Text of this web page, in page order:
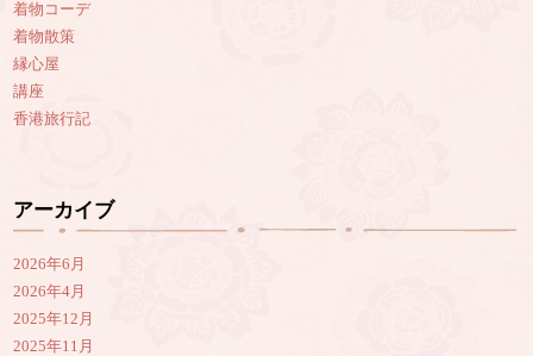
着物コーデ
着物散策
縁心屋
講座
香港旅行記
アーカイブ
2026年6月
2026年4月
2025年12月
2025年11月